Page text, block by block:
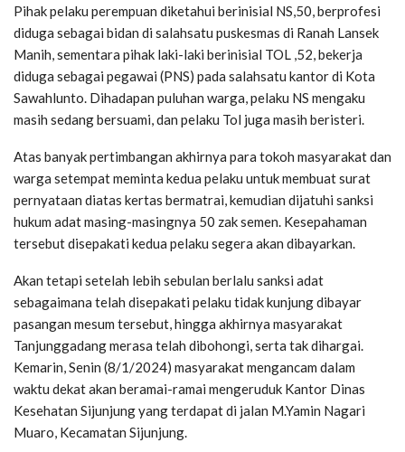
Pihak pelaku perempuan diketahui berinisial NS,50, berprofesi
diduga sebagai bidan di salahsatu puskesmas di Ranah Lansek
Manih, sementara pihak laki-laki berinisial TOL ,52, bekerja
diduga sebagai pegawai (PNS) pada salahsatu kantor di Kota
Sawahlunto. Dihadapan puluhan warga, pelaku NS mengaku
masih sedang bersuami, dan pelaku Tol juga masih beristeri.
Atas banyak pertimbangan akhirnya para tokoh masyarakat dan
warga setempat meminta kedua pelaku untuk membuat surat
pernyataan diatas kertas bermatrai, kemudian dijatuhi sanksi
hukum adat masing-masingnya 50 zak semen. Kesepahaman
tersebut disepakati kedua pelaku segera akan dibayarkan.
Akan tetapi setelah lebih sebulan berlalu sanksi adat
sebagaimana telah disepakati pelaku tidak kunjung dibayar
pasangan mesum tersebut, hingga akhirnya masyarakat
Tanjunggadang merasa telah dibohongi, serta tak dihargai.
Kemarin, Senin (8/1/2024) masyarakat mengancam dalam
waktu dekat akan beramai-ramai mengeruduk Kantor Dinas
Kesehatan Sijunjung yang terdapat di jalan M.Yamin Nagari
Muaro, Kecamatan Sijunjung.